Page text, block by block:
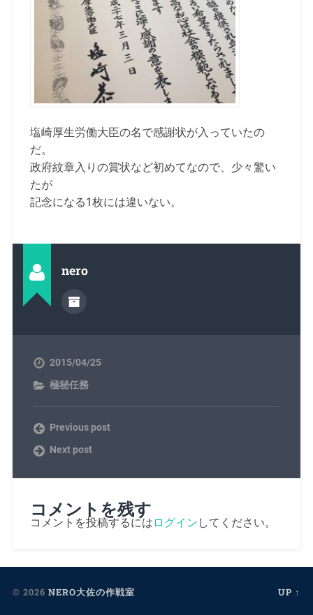
塩崎厚生労働大臣の名で感謝状が入っていたの
だ。
政府紋章入りの賞状など初めてなので、少々驚い
たが
記念になる1枚には違いない。
nero
2015/04/25
極秘任務
Previous post
Next post
コメントを残す
コメントを投稿するには ログイン してください。
© 2026 NERO大佐の作戦室 UP ↑